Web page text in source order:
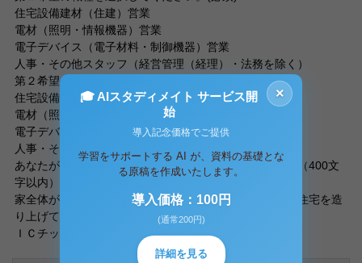
住宅設備建材（住建）営業
電材（照明・情報機器）営業
電子デバイス（電子材料・制御機器）営業
人事・その他スタッフ（経営管理（経理）・法務を除く）
第２希望の職種を選択してください。(必須)
住宅設備建材（住建）営業
電材（照明・情報機器）営業
電子デバイス（電子材料・制御機器）営業
人事・その他スタッフ（経営管理（経理）・法務を除く）
あなたが、これから「つくりたいもの」は何ですか？ （400文
字以内）(必須)
家全体がネットワークで包み込まれたようなユビキタス住宅を造
り上げて行きたいと思っています。
ＩＣチップなどを組み込んだ家電をつくり、
×
🎓 AIスタディメイト サービス開
始
導入記念価格でご提供
学習をサポートする AI が、資料の基礎とな
る原稿を作成いたします。
導入価格：100円
(通常200円)
詳細を見る